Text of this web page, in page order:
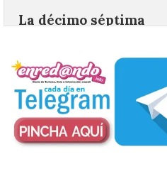
nos llega desde la
carretera CL 626 con
6 Ago 2026
Nueva edición
de…viaje. Una
organizado por la
juvenil de la
Enróllate, la